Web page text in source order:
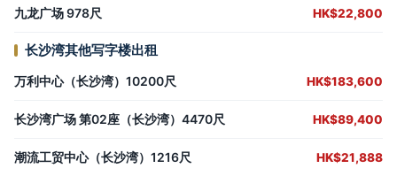
九龙广场 978尺 HK$22,800
长沙湾其他写字楼出租
万利中心（长沙湾）10200尺 HK$183,600
长沙湾广场 第02座（长沙湾）4470尺 HK$89,400
潮流工贸中心（长沙湾）1216尺 HK$21,888